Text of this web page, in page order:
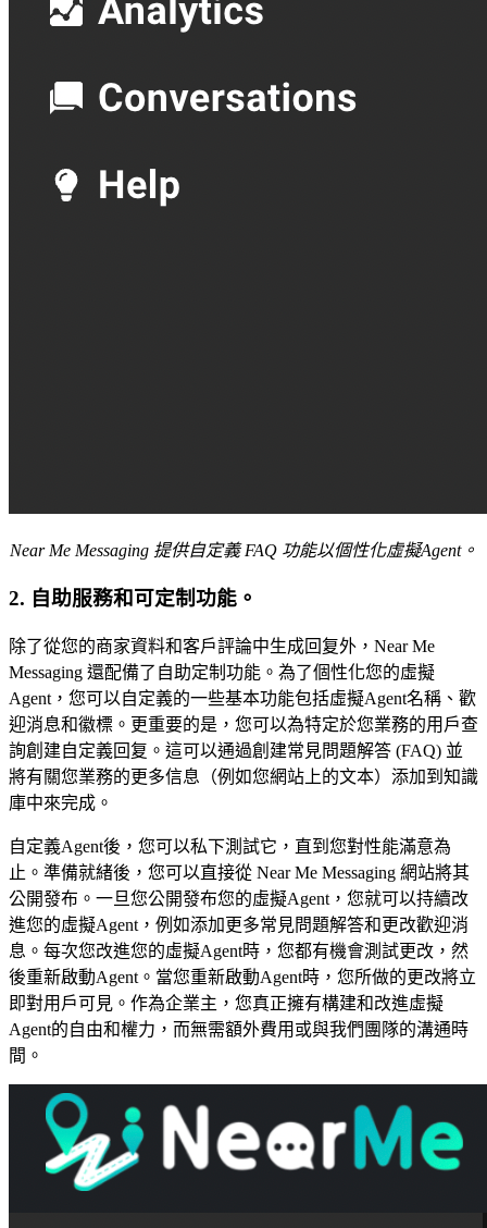
Near Me Messaging 提供自定義 FAQ 功能以個性化虛擬Agent。
2. 自助服務和可定制功能。
除了從您的商家資料和客戶評論中生成回复外，Near Me
Messaging 還配備了自助定制功能。為了個性化您的虛擬
Agent，您可以自定義的一些基本功能包括虛擬Agent名稱、歡
迎消息和徽標。更重要的是，您可以為特定於您業務的用戶查
詢創建自定義回复。這可以通過創建常見問題解答 (FAQ) 並
將有關您業務的更多信息（例如您網站上的文本）添加到知識
庫中來完成。
自定義Agent後，您可以私下測試它，直到您對性能滿意為
止。準備就緒後，您可以直接從 Near Me Messaging 網站將其
公開發布。一旦您公開發布您的虛擬Agent，您就可以持續改
進您的虛擬Agent，例如添加更多常見問題解答和更改歡迎消
息。每次您改進您的虛擬Agent時，您都有機會測試更改，然
後重新啟動Agent。當您重新啟動Agent時，您所做的更改將立
即對用戶可見。作為企業主，您真正擁有構建和改進虛擬
Agent的自由和權力，而無需額外費用或與我們團隊的溝通時
間。